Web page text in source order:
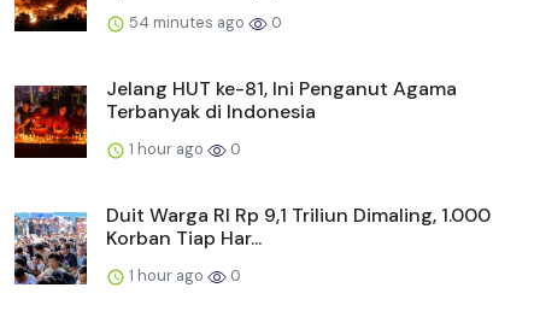
54 minutes ago 0
Jelang HUT ke-81, Ini Penganut Agama
Terbanyak di Indonesia
1 hour ago 0
Duit Warga RI Rp 9,1 Triliun Dimaling, 1.000
Korban Tiap Har...
1 hour ago 0